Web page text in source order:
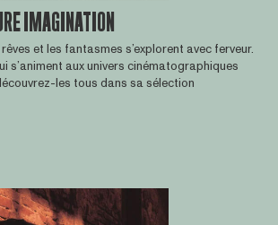
IMAGINATION
et les fantasmes s’explorent avec ferveur.
s’animent aux univers cinématographiques
les tous dans sa sélection